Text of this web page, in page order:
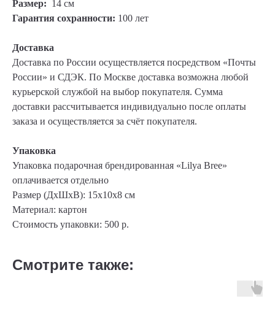
Размер: 14 см
Гарантия сохранности: 100 лет
Доставка
Доставка по России осуществляется посредством «Почты
России» и СДЭК. По Москве доставка возможна любой
курьерской службой на выбор покупателя. Сумма
доставки рассчитывается индивидуально после оплаты
заказа и осуществляется за счёт покупателя.
Упаковка
Упаковка подарочная брендированная «Lilya Bree»
оплачивается отдельно
Размер (ДхШхВ): 15х10х8 см
Материал: картон
Стоимость упаковки: 500 р.
Смотрите также: